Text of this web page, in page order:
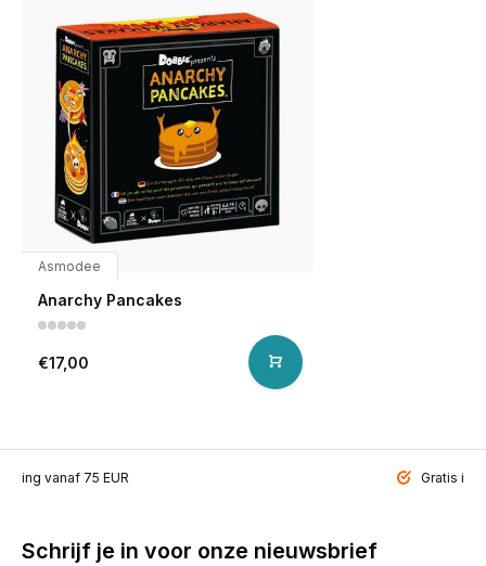
Asmodee
Anarchy Pancakes
€17,00
vanaf 75 EUR Gratis
Schrijf je in voor onze nieuwsbrief